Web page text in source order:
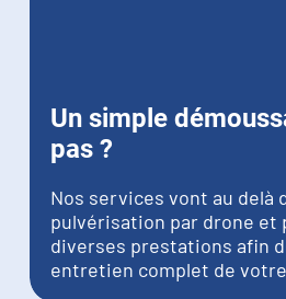
Un simple
pas ?
Nos services vont au delà
pulvérisation par drone et
diverses prestations afin
entretien complet de